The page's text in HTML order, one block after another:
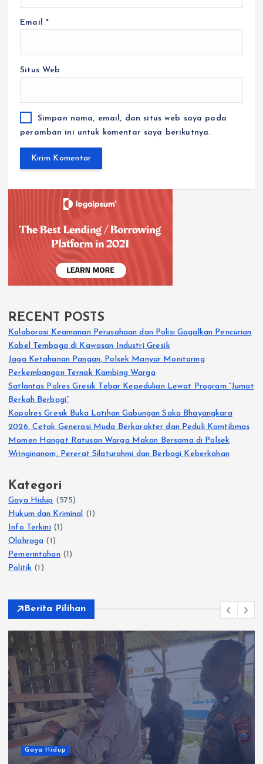
Email *
Situs Web
Simpan nama, email, dan situs web saya pada
peramban ini untuk komentar saya berikutnya.
RECENT POSTS
Kolaborasi Keamanan Perusahaan dan Polisi Gagalkan Pencurian
Kabel Tembaga di Kawasan Industri Gresik
Jaga Ketahanan Pangan, Polsek Manyar Monitoring
Perkembangan Ternak Kambing Warga
Satlantas Polres Gresik Tebar Kepedulian Lewat Program “Jumat
Berkah Berbagi”
Kapolres Gresik Buka Latihan Gabungan Saka Bhayangkara
2026, Cetak Generasi Muda Berkarakter dan Peduli Kamtibmas
Momen Hangat Ratusan Warga Makan Bersama di Polsek
Wringinanom, Pererat Silaturahmi dan Berbagi Keberkahan
Kategori
Gaya Hidup (575)
Hukum dan Kriminal (1)
Info Terkini(1)
Olahraga (1)
Pemerintahan(1)
Politik (1)
Berita Pilihan
Gaya Hidup